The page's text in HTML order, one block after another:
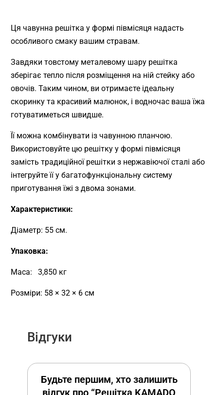
Ця чавунна решітка у формі півмісяця надасть
особливого смаку вашим стравам.
Завдяки товстому металевому шару решітка
зберігає тепло після розміщення на ній стейку або
овочів. Таким чином, ви отримаєте ідеальну
скоринку та красивий малюнок, і водночас ваша їжа
готуватиметься швидше.
Її можна комбінувати із чавунною планчою.
Використовуйте цю решітку у формі півмісяця
замість традиційної решітки з нержавіючої сталі або
інтегруйте її у багатофункціональну систему
приготування їжі з двома зонами.
Характеристики:
Діаметр: 55 см.
Упаковка:
Маса: 3,850 кг
Розміри: 58 × 32 × 6 см
Відгуки
Будьте першим, хто залишить
відгук про “Решітка KAMADO